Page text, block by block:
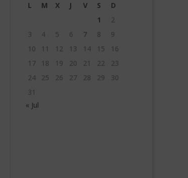
L M X J V S
D
1
2
3
4 5 6 7 8
9
10
11 12 13 14 15
16
17
18 19 20 21 22
23
24
25 26 27 28 29
30
31
« Jul